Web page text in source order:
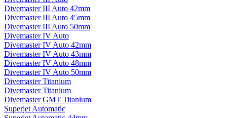
Divemaster III Auto 42mm
Divemaster III Auto 45mm
Divemaster III Auto 50mm
Divemaster IV Auto
Divemaster IV Auto 42mm
Divemaster IV Auto 43mm
Divemaster IV Auto 48mm
Divemaster IV Auto 50mm
Divemaster Titanium
Divemaster Titanium
Divemaster GMT Titanium
Superjet Automatic